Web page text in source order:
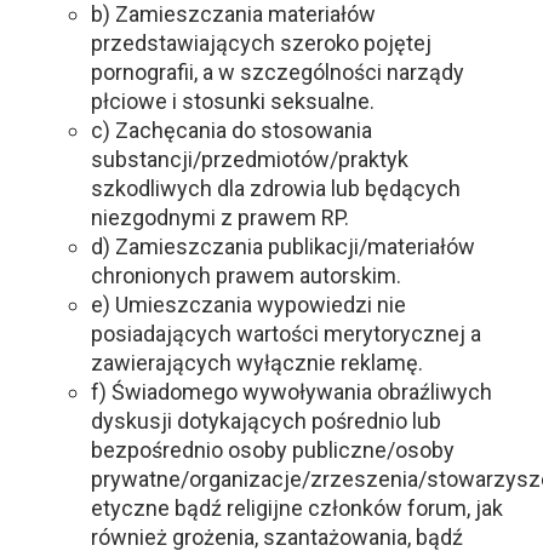
b) Zamieszczania materiałów
przedstawiających szeroko pojętej
pornografii, a w szczególności narządy
płciowe i stosunki seksualne.
c) Zachęcania do stosowania
substancji/przedmiotów/praktyk
szkodliwych dla zdrowia lub będących
niezgodnymi z prawem RP.
d) Zamieszczania publikacji/materiałów
chronionych prawem autorskim.
e) Umieszczania wypowiedzi nie
posiadających wartości merytorycznej a
zawierających wyłącznie reklamę.
f) Świadomego wywoływania obraźliwych
dyskusji dotykających pośrednio lub
bezpośrednio osoby publiczne/osoby
prywatne/organizacje/zrzeszenia/
etyczne bądź religijne członków forum, jak
również grożenia, szantażowania, bądź